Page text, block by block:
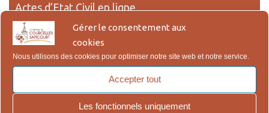
Gérer le consentement aux
cookies
Nous utilisons des cookies pour optimiser notre site web et notre service.
Accepter tout
Les fonctionnels uniquement
Actes d’Etat Civil en ligne
Lien pour la demande en ligne des actes de Naissance, Reconnaissance,
Mariage et Décès.
Ouverture de la Mairie
Le secrétariat accueille le public le lundi et le jeudi de 9h00 à 12h00 et de